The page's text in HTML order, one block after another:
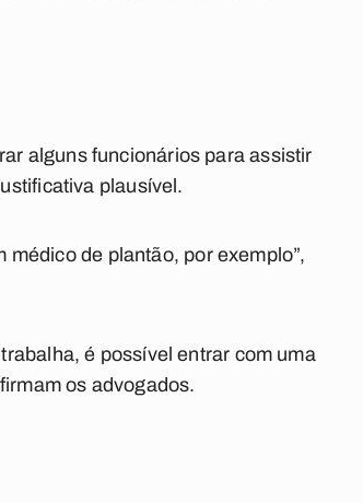
alguns funcionários para assistir
plausível.
médico de plantão, por exemplo”,
é possível entrar com uma
os advogados.